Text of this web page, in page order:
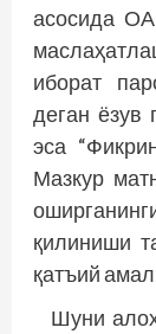
асосида
иборат
деган ёзув
эса
Мазкур
қилиниши
қатъий
Шуни